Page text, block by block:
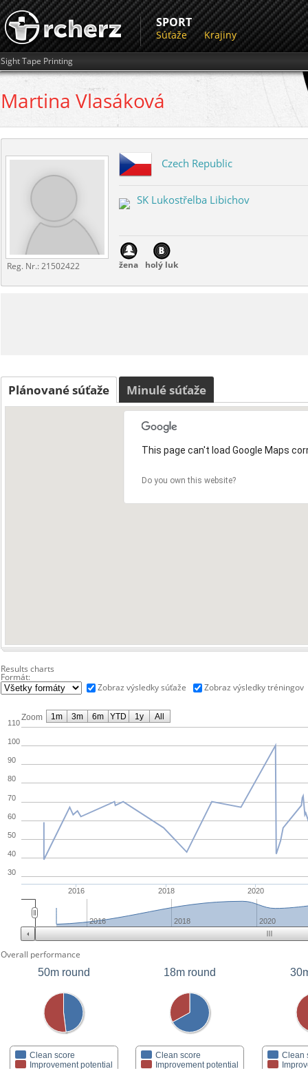
SPORT
Súťaže Krajiny
Sight Tape Printing
Martina Vlasáková
Reg. Nr.:21502422
Czech Republic
SK Lukostřelba Libichov
žena holý luk
Plánované súťaže Minulé súťaže
This page can't load Google Maps
Do you own this website?
Results charts
Formát:
Zobraz výsledky súťaže
Zobraz výsledky tréningov
Zoom
2016 2018 2020
30
40
50
60
70
80
90
100
110
2016 2018 2020
1m 3m 6m YTD 1y All
Overall performance
50m round
Clean score
Improvement potential
18m round
Clean score
Improvement potential
Clean